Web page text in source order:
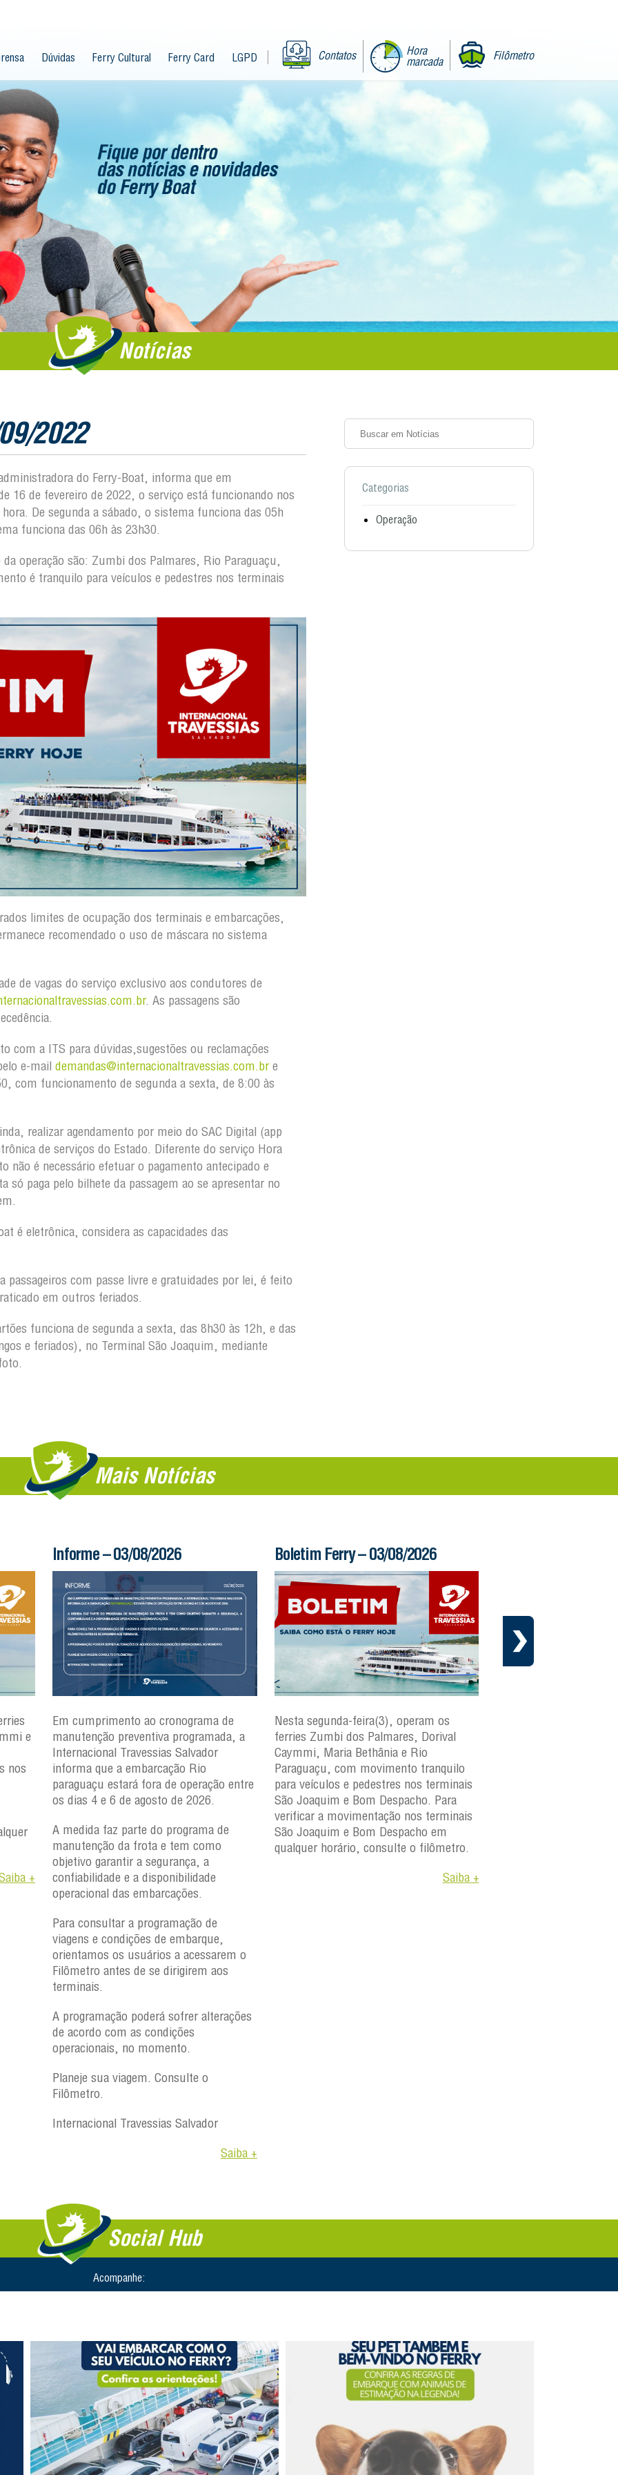
Contatos
Hora
marcada
Filômetro
Dúvidas Ferry Cultural Ferry Card LGPD
Notícias
2022
do Ferry-Boat, informa que em
16 de fevereiro de 2022, o serviço está funcionando nos
De segunda a sábado, o sistema funciona das 05h
funciona das 06h às 23h30.
operação são: Zumbi dos Palmares, Rio Paraguaçu,
é tranquilo para veículos e pedestres nos terminais
limites de ocupação dos terminais e embarcações,
recomendado o uso de máscara no sistema
de vagas do serviço exclusivo aos condutores de
. As passagens são
com a ITS para dúvidas,sugestões ou reclamações
e-mail demandas@internacionaltravessias.com.bre
com funcionamento de segunda a sexta, de 8:00 às
realizar agendamento por meio do SAC Digital (app
de serviços do Estado. Diferente do serviço Hora
não é necessário efetuar o pagamento antecipado e
paga pelo bilhete da passagem ao se apresentar no
é eletrônica, considera as capacidades das
passageiros com passe livre e gratuidades por lei, é feito
em outros feriados.
funciona de segunda a sexta, das 8h30 às 12h, e das
e feriados), no Terminal São Joaquim, mediante
Categorias
Operação
Mais Notícias
a
Boletim Ferry – 03/08/2026
Nesta segunda-feira(3), operam os
ferries Zumbi dos Palmares, Dorival
Caymmi, Maria Bethânia e Rio
Paraguaçu, com movimento tranquilo
para veículos e pedestres nos terminais
São Joaquim e Bom Despacho. Para
São Joaquim e Bom Despacho em
qualquer horário, consulte o filômetro.
Boletim Ferry – 31/07/2026
Nesta sexta-feira(31), operam os ferries
Zumbi dos Palmares, Dorival Caymmi e
Rio Paraguaçu, com movimento
tranquilo para veículos e pedestres nos
terminais São Joaquim e Bom
Despacho. Para verificar a
movimentação nos terminais São
Joaquim e Bom Despacho em qualquer
horário, consulte o filômetro.
Saiba +
Social Hub
Acompanhe: